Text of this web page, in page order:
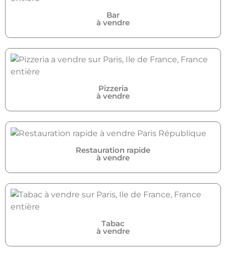
Bar
à vendre
Pizzeria
à vendre
Restauration rapide
à vendre
Tabac
à vendre